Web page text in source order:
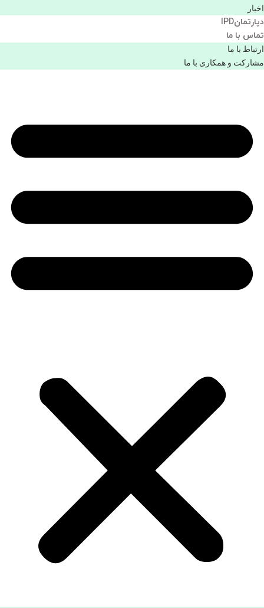
اخبار
دپارتمانIPD
تماس با ما
ارتباط با ما
مشاركت و همكاری با ما